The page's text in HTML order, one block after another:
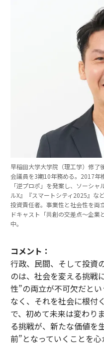
早稲田大学大学院（理工学）修了
会議員を3期10年務める。2017年
「逆プロポ」を発案し、ソーシ
ルX』『スマートシティ2025』な
投資責任者。事業性と社会性を両
ドキャスト「共創の交差点〜企
中。
コメント：
行政、民間、そして投資
のは、社会を変える挑戦
性”の両立が不可欠だと
なく、それを社会に根付
で、初めて未来は変わり
る挑戦が、新たな価値を
前”となっていくことを心